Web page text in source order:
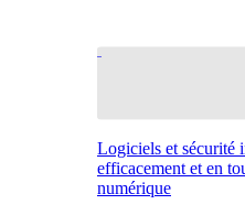
Logiciels et sécurité
efficacement et en
numérique